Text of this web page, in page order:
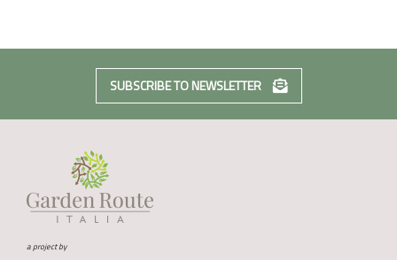
SUBSCRIBE TO NEWSLETTER
a project by